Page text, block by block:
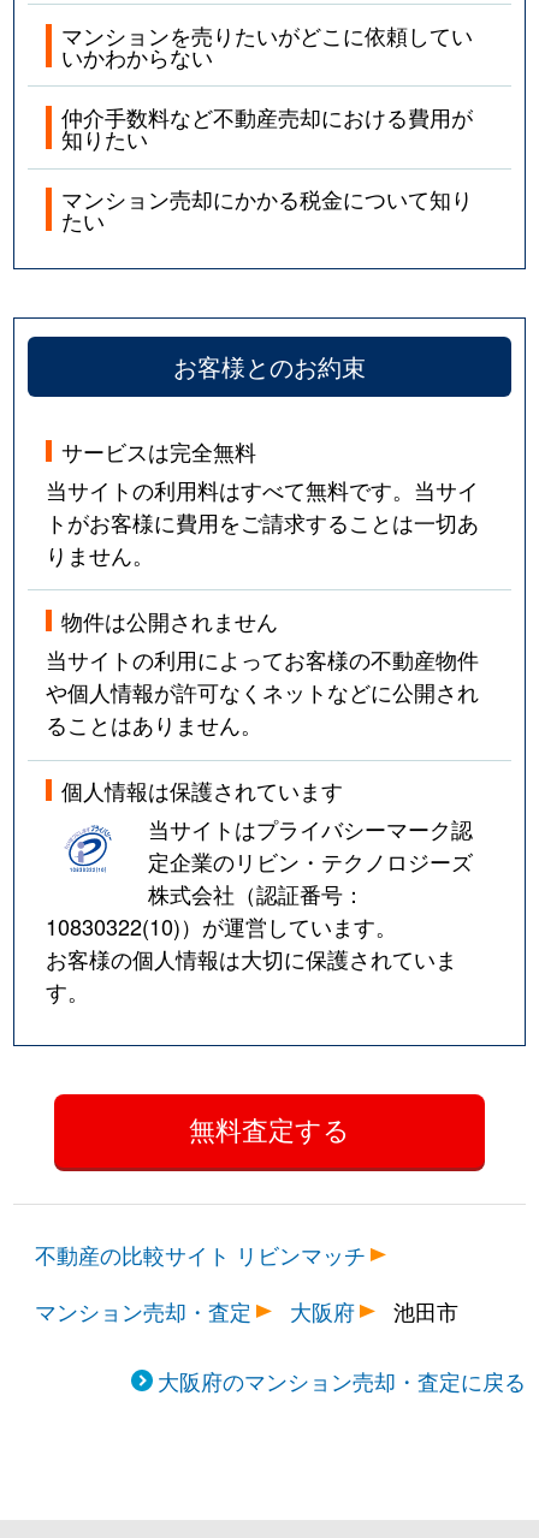
マンションを売りたいがどこに依頼してい
いかわからない
仲介手数料など不動産売却における費用が
知りたい
マンション売却にかかる税金について知り
たい
お客様とのお約束
サービスは完全無料
当サイトの利用料はすべて無料です。当サイ
トがお客様に費用をご請求することは一切あ
りません。
物件は公開されません
当サイトの利用によってお客様の不動産物件
や個人情報が許可なくネットなどに公開され
ることはありません。
個人情報は保護されています
当サイトはプライバシーマーク認
定企業のリビン・テクノロジーズ
株式会社（認証番号：
10830322(10)）が運営しています。
お客様の個人情報は大切に保護されていま
す。
不動産の比較サイト リビンマッチ
マンション売却・査定
大阪府 池田市
大阪府のマンション売却・査定に戻る